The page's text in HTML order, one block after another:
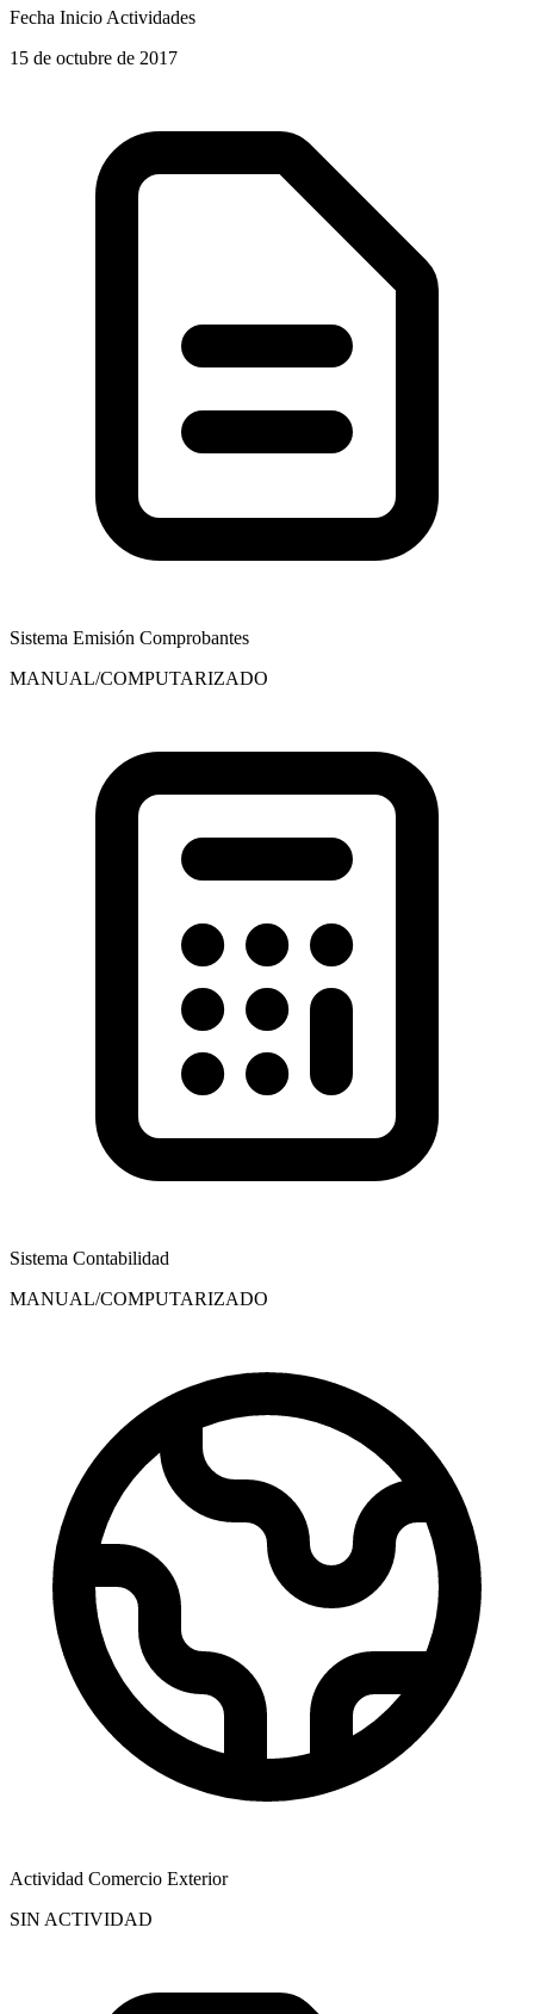
Fecha Inicio Actividades
15 de octubre de 2017
Sistema Emisión Comprobantes
MANUAL/COMPUTARIZADO
Sistema Contabilidad
MANUAL/COMPUTARIZADO
Actividad Comercio Exterior
SIN ACTIVIDAD